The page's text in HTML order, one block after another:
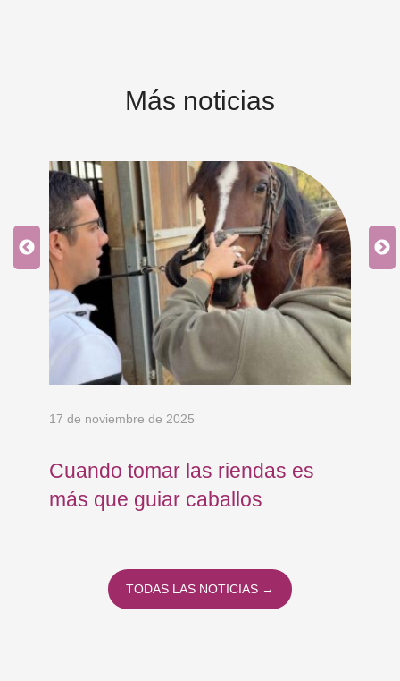
Más noticias
17 de noviembre de 2025
Cuando tomar las riendas es
más que guiar caballos
TODAS LAS NOTICIAS →